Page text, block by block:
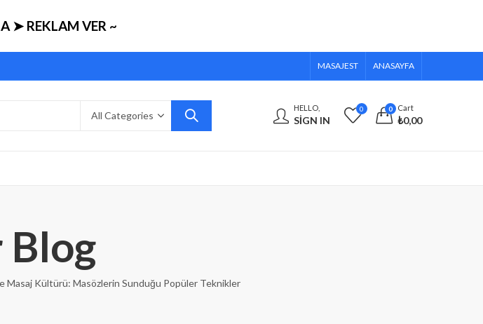
➤ REKLAM VER ~
MASAJEST ANASAYFA
HELLO,
SIGN IN
0 0 Cart
₺0,00
Blog
Masaj Kültürü: Masözlerin Sunduğu Popüler Teknikler